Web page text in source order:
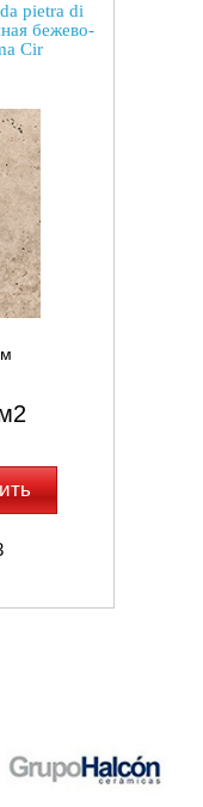
pietra di
бежево-
Cir